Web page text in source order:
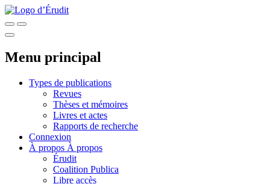
Menu principal
Types de publications
Revues
Thèses et mémoires
Livres et actes
Rapports de recherche
Connexion
À propos À propos
Érudit
Coalition Publica
Libre accès